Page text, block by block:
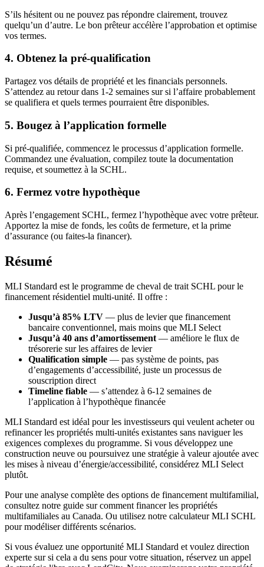
S’ils hésitent ou ne pouvez pas répondre clairement, trouvez
quelqu’un d’autre. Le bon prêteur accélère l’approbation et optimise
vos termes.
4. Obtenez la pré-qualification
Partagez vos détails de propriété et les financials personnels.
S’attendez au retour dans 1-2 semaines sur si l’affaire probablement
se qualifiera et quels termes pourraient être disponibles.
5. Bougez à l’application formelle
Si pré-qualifiée, commencez le processus d’application formelle.
Commandez une évaluation, compilez toute la documentation
requise, et soumettez à la SCHL.
6. Fermez votre hypothèque
Après l’engagement SCHL, fermez l’hypothèque avec votre prêteur.
Apportez la mise de fonds, les coûts de fermeture, et la prime
d’assurance (ou faites-la financer).
Résumé
MLI Standard est le programme de cheval de trait SCHL pour le
financement résidentiel multi-unité. Il offre :
Jusqu’à 85% LTV — plus de levier que financement
bancaire conventionnel, mais moins que MLI Select
Jusqu’à 40 ans d’amortissement — améliore le flux de
trésorerie sur les affaires de levier
Qualification simple — pas système de points, pas
d’engagements d’accessibilité, juste un processus de
souscription direct
Timeline fiable — s’attendez à 6-12 semaines de
l’application à l’hypothèque financée
MLI Standard est idéal pour les investisseurs qui veulent acheter ou
refinancer les propriétés multi-unités existantes sans naviguer les
exigences complexes du programme. Si vous développez une
construction neuve ou poursuivez une stratégie à valeur ajoutée avec
les mises à niveau d’énergie/accessibilité, considérez MLI Select
plutôt.
Pour une analyse complète des options de financement multifamilial,
consultez notre guide sur comment financer les propriétés
multifamiliales au Canada. Ou utilisez notre calculateur MLI SCHL
pour modéliser différents scénarios.
Si vous évaluez une opportunité MLI Standard et voulez direction
experte sur si cela a du sens pour votre situation, réservez un appel